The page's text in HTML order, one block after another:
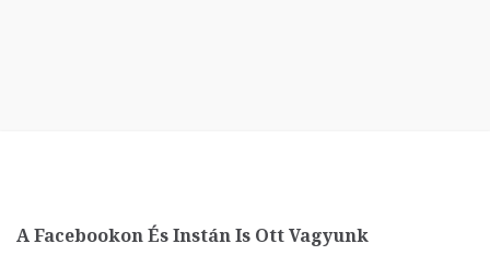
A Facebookon És Instán Is Ott Vagyunk